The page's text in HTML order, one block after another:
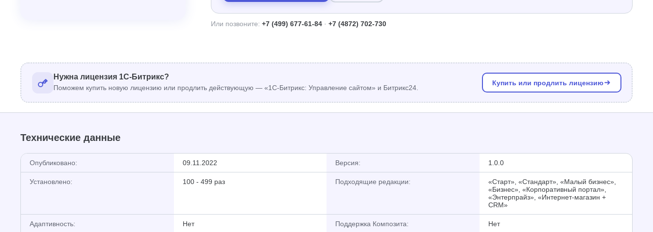
Или позвоните: +7 (499) 677-61-84 · +7 (4872) 702-730
Нужна лицензия 1С-Битрикс?
Поможем купить новую лицензию или продлить действующую — «1С-Битрикс: Управление сайтом» и Битрикс24.
Купить или продлить лицензию
Технические данные
Опубликовано: 09.11.2022 Версия: 1.0.0
Установлено: 100 - 499 раз Подходящие редакции:
«Старт», «Стандарт», «Малый бизнес»,
«Бизнес», «Корпоративный портал»,
«Энтерпрайз», «Интернет-магазин +
CRM»
Адаптивность: Нет Поддержка Композита: Нет